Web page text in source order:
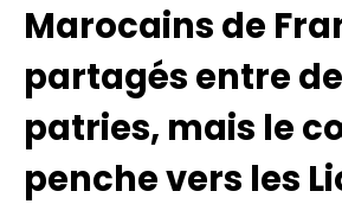
Marocains de
partagés entre
patries, mais le
penche vers les